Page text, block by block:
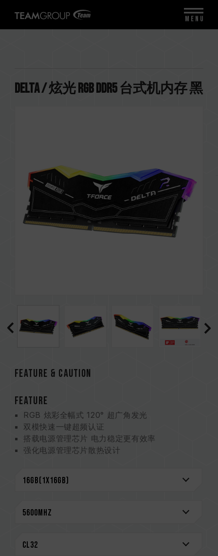
DELTA / 炫光 RGB DDR5 台式机内存 黑
Feature & CAUTION
FEATURE
RGB 炫彩全幅式 120° 超广角发光
双模快速一键超频认证
搭载电源管理芯片 电力稳定更有效率
强化电源管理芯片散热设计
搭载 RGB 智能控制芯片 支持多家灯效控制软件
（美国发明专利：US12111715B2）
兼容平台完整信息，可至
进一步了
MENU